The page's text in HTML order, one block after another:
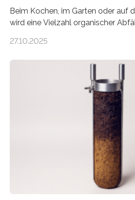
Beim Kochen, im Garten oder auf
wird eine Vielzahl organischer
Potenzial nur dann entfalten
Veränderung der Wirtschaft
Deutschen
Stadtreinigung Leipzig konzipierte
2025 offiziell eingeweihte
ist ab sofort im Leipziger
27.10.2025